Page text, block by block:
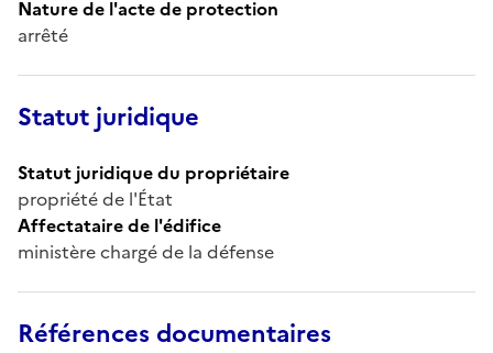
Nature de l'acte de protection
arrêté
Statut juridique
Statut juridique du propriétaire
propriété de l'État
Affectataire de l'édifice
ministère chargé de la défense
Références documentaires